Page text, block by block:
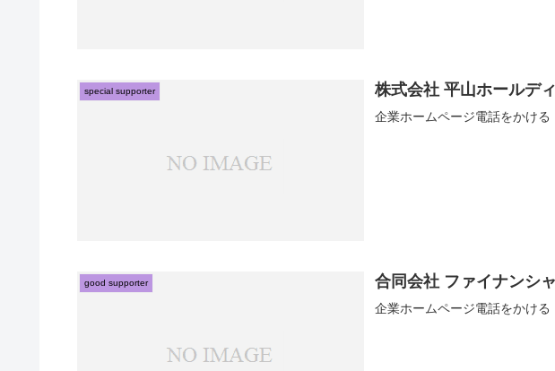
special supporter 株式会社 平山ホールデ
企業ホームページ電話をかける
good supporter 合同会社 ファイナンシ
企業ホームページ電話をかける